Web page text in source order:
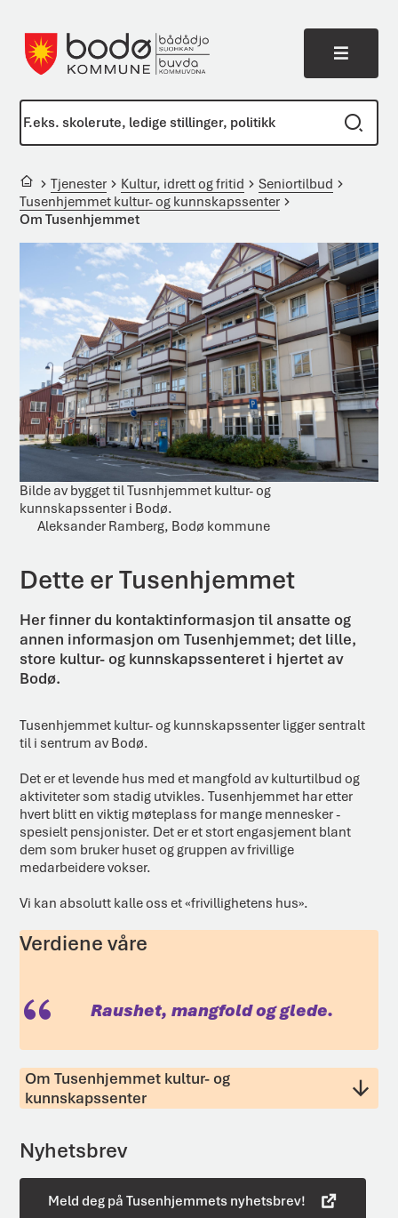
Meny
Du er her:Tjenester Kultur, idrett og fritid
Seniortilbud
Tusenhjemmet kultur- og kunnskapssenter
Om Tusenhjemmet
Bilde av bygget til Tusnhjemmet kultur- og
kunnskapssenter i Bodø.
Aleksander Ramberg, Bodø kommune
Dette er Tusenhjemmet
Her finner du kontaktinformasjon til ansatte og
annen informasjon om Tusenhjemmet; det lille,
store kultur- og kunnskapssenteret i hjertet av
Bodø.
Tusenhjemmet kultur- og kunnskapssenter ligger sentralt
til i sentrum av Bodø.
Det er et levende hus med et mangfold av kulturtilbud og
aktiviteter som stadig utvikles. Tusenhjemmet har etter
hvert blitt en viktig møteplass for mange mennesker -
spesielt pensjonister. Det er et stort engasjement blant
dem som bruker huset og gruppen av frivillige
medarbeidere vokser.
Vi kan absolutt kalle oss et «frivillighetens hus».
Verdiene våre
Raushet, mangfold og glede.
Om Tusenhjemmet kultur- og
kunnskapssenter
Nyhetsbrev
Meld deg på Tusenhjemmets nyhetsbrev!